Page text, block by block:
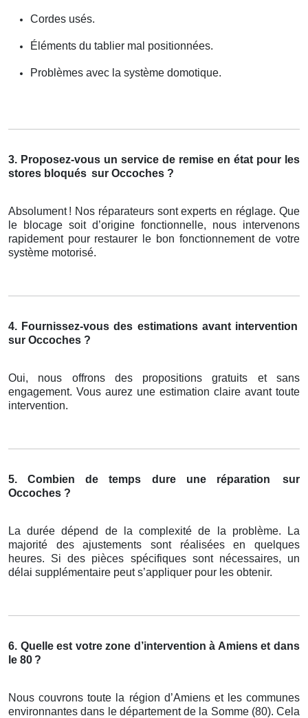
Cordes usés.
Éléments du tablier mal positionnées.
Problèmes avec la système domotique.
3. Proposez-vous un service de remise en état pour les
stores bloqués sur Occoches ?
Absolument ! Nos réparateurs sont experts en réglage. Que
le blocage soit d’origine fonctionnelle, nous intervenons
rapidement pour restaurer le bon fonctionnement de votre
système motorisé.
4. Fournissez-vous des estimations avant intervention
sur Occoches ?
Oui, nous offrons des propositions gratuits et sans
engagement. Vous aurez une estimation claire avant toute
intervention.
5. Combien de temps dure une réparation
sur
Occoches ?
La durée dépend de la complexité de la problème. La
majorité des ajustements sont réalisées en quelques
heures. Si des pièces spécifiques sont nécessaires, un
délai supplémentaire peut s’appliquer pour les obtenir.
6. Quelle est votre zone d’intervention à Amiens et dans
le 80 ?
Nous couvrons toute la région d’Amiens et les communes
environnantes dans le département de la Somme (80). Cela